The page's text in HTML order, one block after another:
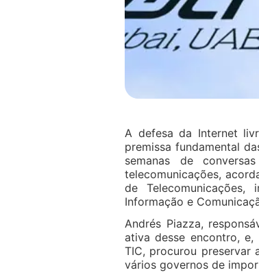
A defesa da Internet
premissa fundamental
semanas de
telecomunicações,
de
Informação e
Andrés Piazza,
ativa desse encontro,
TIC, procurou preservar
vários governos de